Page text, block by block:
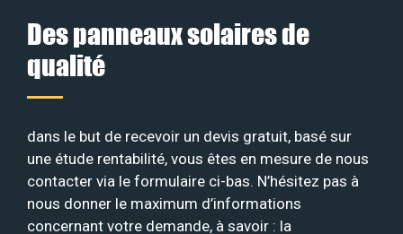
Des panneaux solaires de
qualité
dans le but de recevoir un devis gratuit, basé sur
une étude rentabilité, vous êtes en mesure de nous
contacter via le formulaire ci-bas. N’hésitez pas à
nous donner le maximum d’informations
concernant votre demande, à savoir : la